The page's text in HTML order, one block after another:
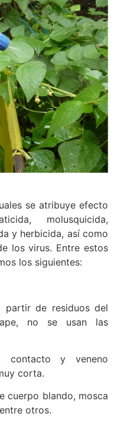
se atribuye efecto
molusquicida,
y herbicida, así como
los virus. Entre estos
los siguientes:
partir de residuos del
no se usan las
contacto y veneno
corta.
cuerpo blando, mosca
otros.